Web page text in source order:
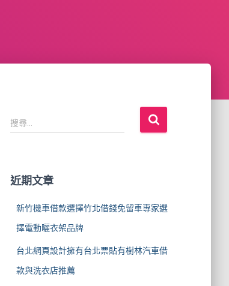
搜
尋
:
搜尋...
近期文章
新竹機車借款選擇竹北借錢免留車專家選
擇電動曬衣架品牌
台北網頁設計擁有台北票貼有樹林汽車借
款與洗衣店推薦